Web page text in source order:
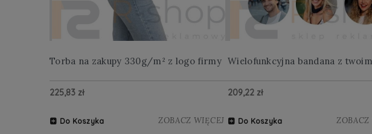
Torba na zakupy 330g/m² z logo firmy
225,83 zł
Do Koszyka ZOBACZ WIĘCEJ
Wielofunkcyjna bandana z
209,22 zł
Do Koszyka ZOBACZ